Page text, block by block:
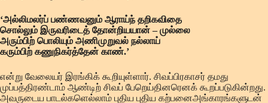
‘அல்லிமலர்ப் பண்ணவனும் ஆராய்ந் தறிகவிதை
சொல்லும் இருவரிடைத் தோன்றியயான் – முல்லை
அரும்பிற் பொலியும் அணிமுறுவல் நல்லாய்
கரும்பிற் கணுநிகர்த்தேன் காண்.’
என்று வேலையர் இரங்கிக் கூறியுள்ளார். சிவப்பிரகாசர் தமது
முப்பத்திரண்டாம் ஆண்டிற் சிவப் பேறெய்தினரெனக் கூறப்படுகின்றது.
அவருடைய பாடல்களெல்லாம் புதிய புதிய கற்பனைஅங்காரங்களுடன்